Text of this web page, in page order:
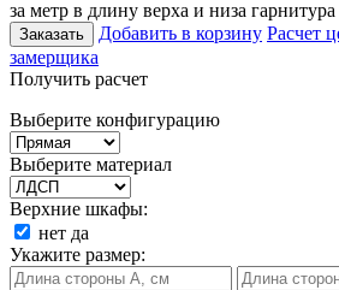
за метр в длину верха и низа гарнитура
Заказать Добавить в корзину Расчет
замерщика
Получить расчет
Выберите конфигурацию
Выберите материал
Верхние шкафы:
нет да
Укажите размер: